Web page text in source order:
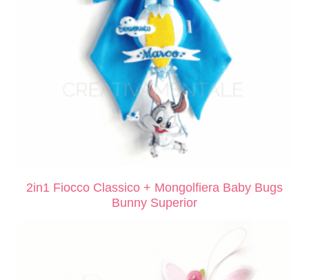
2in1 Fiocco Classico + Mongolfiera Baby Bugs
Bunny Superior